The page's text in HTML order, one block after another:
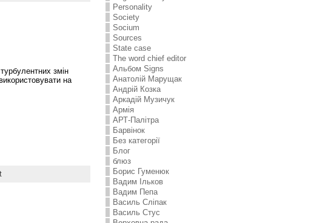
змін
на
Personality
Society
Socium
Sources
State case
The word chief editor
Альбом Signs
Анатолій Марущак
Андрій Козка
Аркадій Музичук
Армія
АРТ-Палітра
Барвінок
Без категорії
Блог
блюз
Борис Гуменюк
Вадим Ільков
Вадим Пепа
Василь Сліпак
Василь Стус